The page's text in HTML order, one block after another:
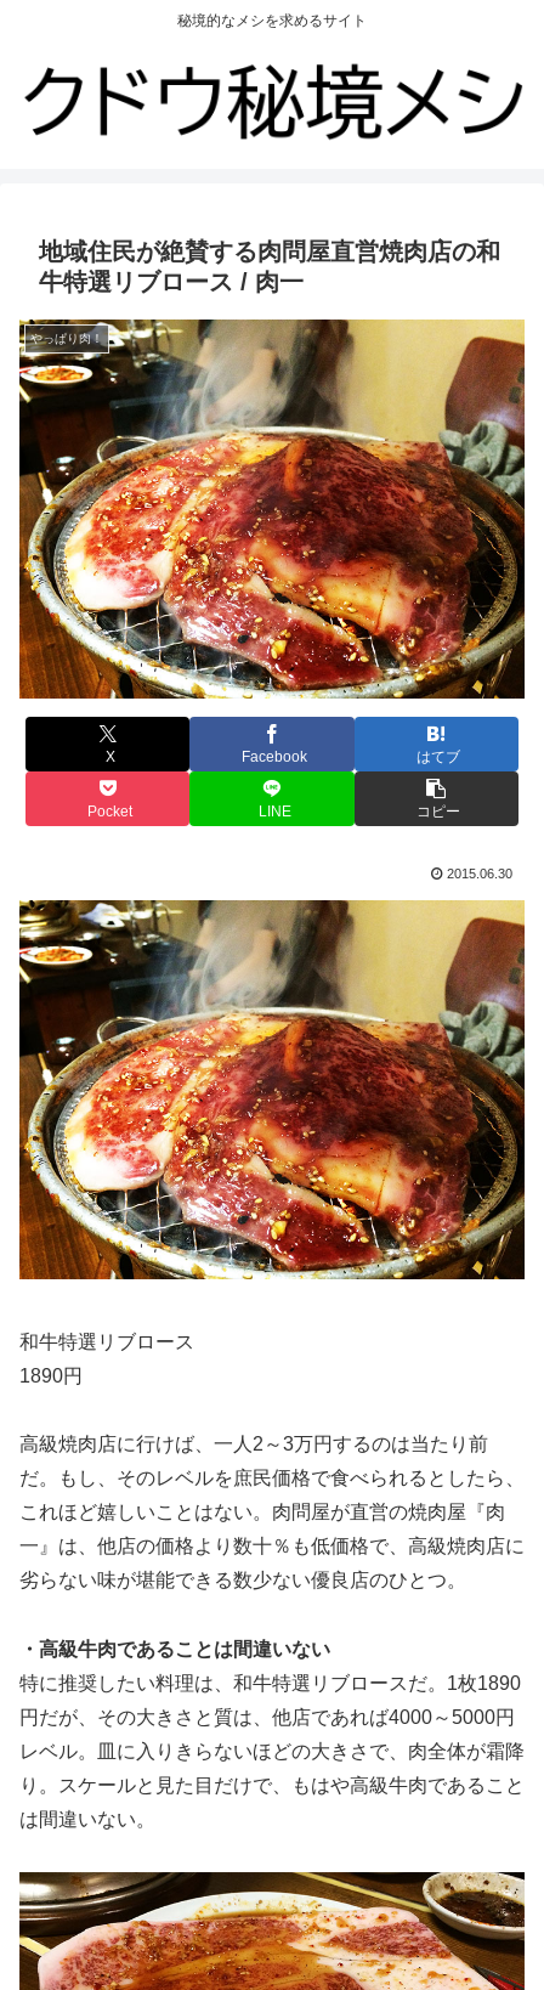
秘境的なメシを求めるサイト
地域住民が絶賛する肉問屋直営焼肉店の和
牛特選リブロース / 肉一
やっぱり肉！
X Facebook はてブ
Pocket LINE コピー
2015.06.30
和牛特選リブロース
1890円
高級焼肉店に行けば、一人2～3万円するのは当たり前
だ。もし、そのレベルを庶民価格で食べられるとしたら、
これほど嬉しいことはない。肉問屋が直営の焼肉屋『肉
一』は、他店の価格より数十％も低価格で、高級焼肉店に
劣らない味が堪能できる数少ない優良店のひとつ。
・高級牛肉であることは間違いない
特に推奨したい料理は、和牛特選リブロースだ。1枚1890
円だが、その大きさと質は、他店であれば4000～5000円
レベル。皿に入りきらないほどの大きさで、肉全体が霜降
り。スケールと見た目だけで、もはや高級牛肉であること
は間違いない。